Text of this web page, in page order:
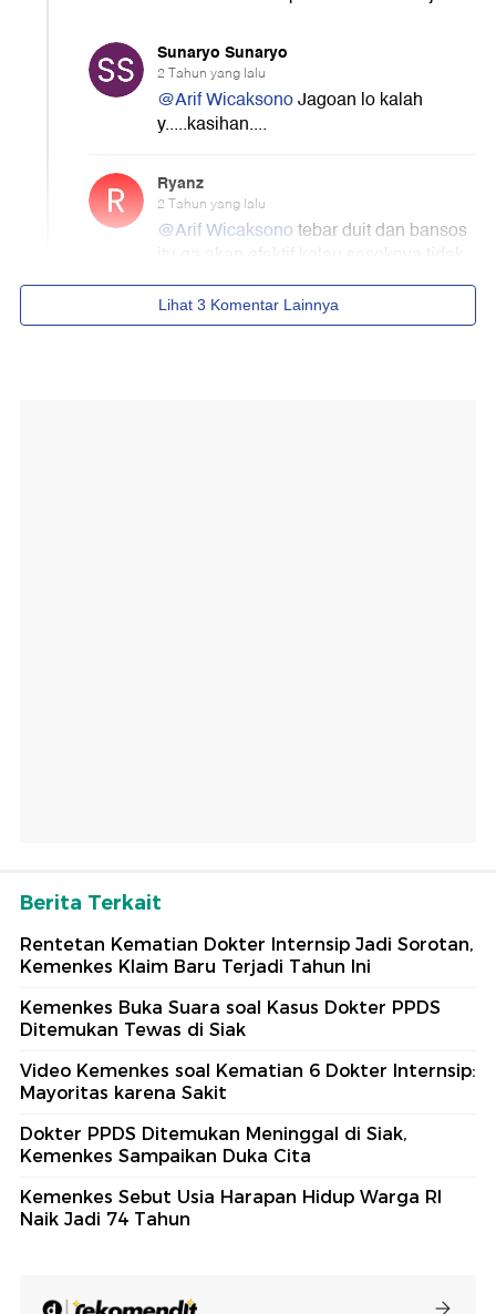
Berita Terkait
Rentetan Kematian Dokter Internsip Jadi Sorotan,
Kemenkes Klaim Baru Terjadi Tahun Ini
Kemenkes Buka Suara soal Kasus Dokter PPDS
Ditemukan Tewas di Siak
Video Kemenkes soal Kematian 6 Dokter Internsip:
Mayoritas karena Sakit
Dokter PPDS Ditemukan Meninggal di Siak,
Kemenkes Sampaikan Duka Cita
Kemenkes Sebut Usia Harapan Hidup Warga RI
Naik Jadi 74 Tahun